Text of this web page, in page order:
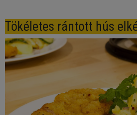
Tökéletes rántott hús